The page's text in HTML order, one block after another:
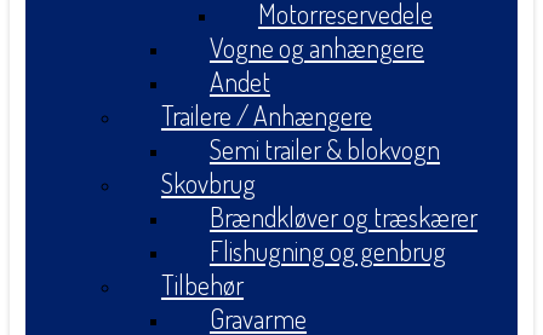
Motorreservedele
Vogne og anhængere
Andet
Trailere / Anhængere
Semi trailer & blokvogn
Skovbrug
Brændkløver og træskærer
Flishugning og genbrug
Tilbehør
Gravarme